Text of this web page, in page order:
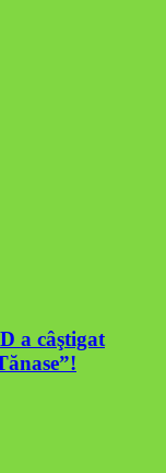
a câştigat